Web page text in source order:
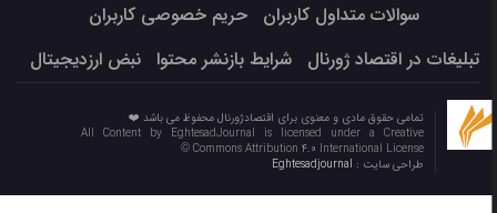
سوالات متداول کاربران
حریم خصوصی کاربران
تبلیغات در اقتصاد ژورنال
شرایط بازنشر محتوا نبض ارزدیجیتال
تمامی حقوق مادی و معنوی برای اقتصادژورنال محفوظ می باشد ❤️
All Content by EghtesadJournal is licensed under a Creative
Commons Attribution 4.0 International License ©️
طراحی سایت :